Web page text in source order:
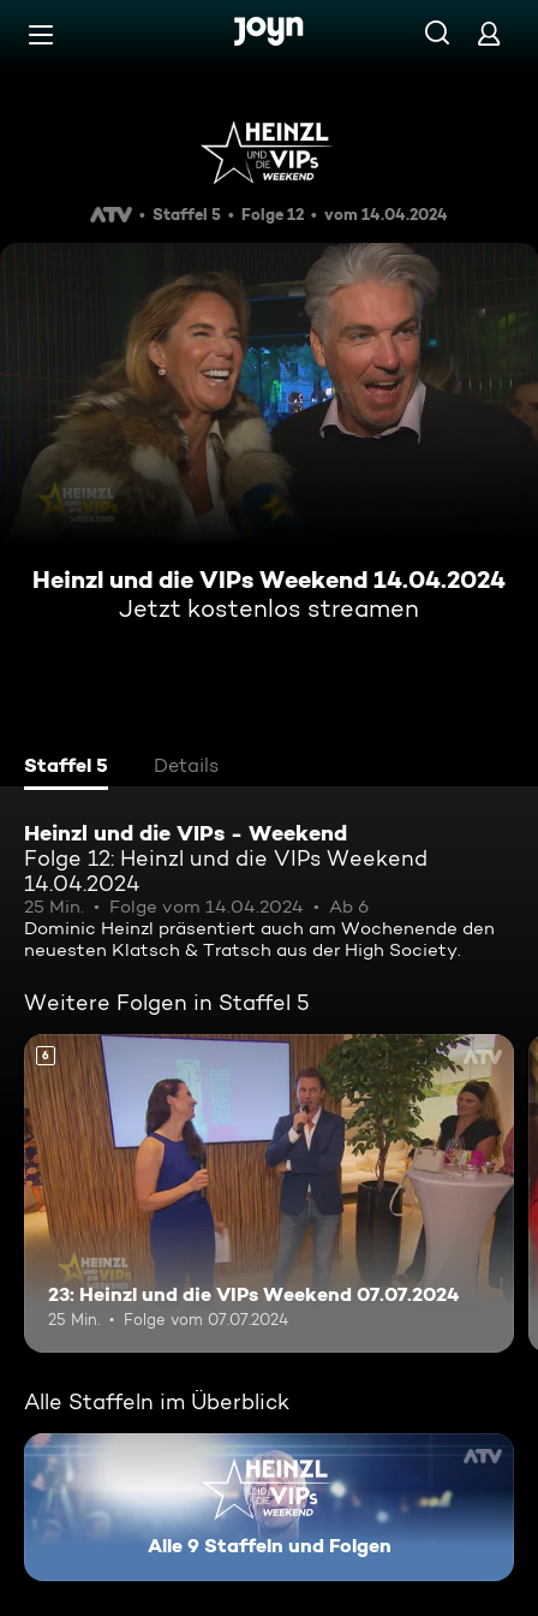
Zum Inhalt springen
Heinzl und die VIPs Weekend
Staffel 5 Folge 12 vom 14.04.2024
Heinzl und die VIPs Weekend 14.04.2024
Jetzt kostenlos streamen
Staffel 5 Details
Heinzl und die VIPs - Weekend
Folge 12: Heinzl und die VIPs Weekend
14.04.2024
25 Min. Folge vom 14.04.2024
Ab 6
Dominic Heinzl präsentiert auch am Wochenende den
neuesten Klatsch & Tratsch aus der High Society.
Weitere Folgen in Staffel 5
6
23: Heinzl und die VIPs Weekend 07.07.2024
25 Min. Folge vom 07.07.2024
Alle Staffeln im Überblick
Heinzl und die VIPs -
Alle 9 Staffeln und Folgen